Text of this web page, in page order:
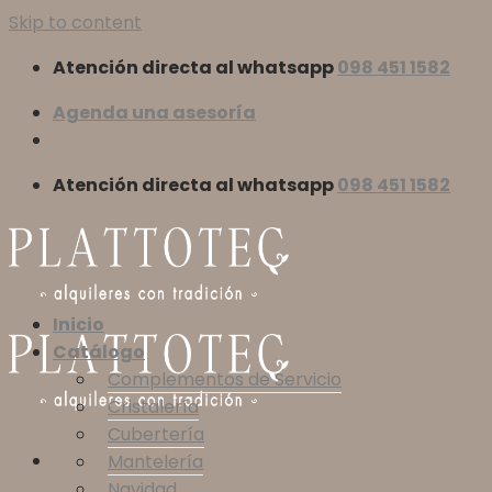
Skip to content
Atención directa al whatsapp098 451 1582
Agenda una asesoría
Atención directa al whatsapp098 451 1582
Inicio
Catálogo
Complementos de Servicio
Cristalería
Cubertería
Mantelería